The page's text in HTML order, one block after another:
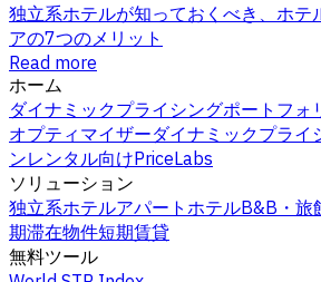
独立系ホテルが知っておくべき、ホテ
アの7つのメリット
Read more
ホーム
ダイナミックプライシングポートフォ
オプティマイザーダイナミックプライ
ンレンタル向けPriceLabs
ソリューション
独立系ホテルアパートホテルB&B・旅
期滞在物件短期賃貸
無料ツール